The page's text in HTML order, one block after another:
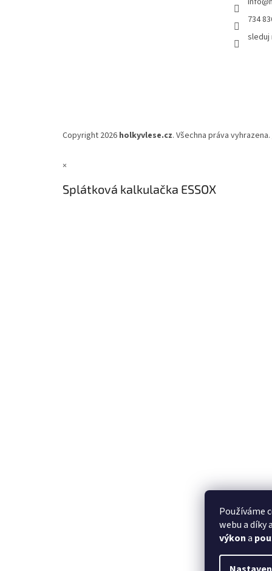
Používáme
webu a díky
výkona
734
sleduj
Copyright 2026 holkyvlese.cz. Všechna práva vyhrazena.
×
Splátková kalkulačka ESSOX